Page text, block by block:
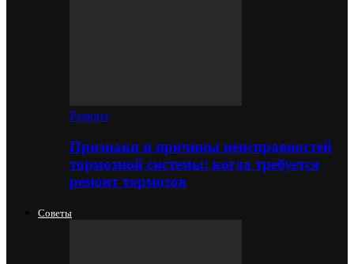
Ремонт
Признаки и причины неисправностей
тормозной системы: когда требуется
ремонт тормозов
Советы